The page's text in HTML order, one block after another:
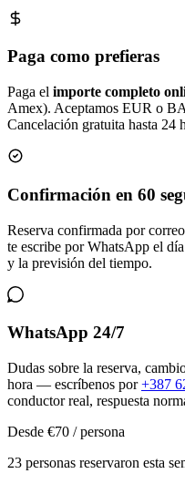
Paga como prefieras
Paga el importe completo
Amex). Aceptamos EUR o
Cancelación gratuita hasta 24
Confirmación en 60
Reserva confirmada por
te escribe por WhatsApp el
y la previsión del tiempo.
WhatsApp 24/7
Dudas sobre la reserva,
hora — escríbenos por+387
conductor real, respuesta
Desde €70 / persona
23 personas reservaron esta